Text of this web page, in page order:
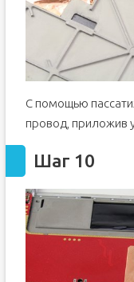
С помощью
провод, приложив
Шаг 10